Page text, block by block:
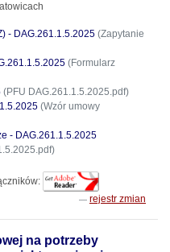
- DAG.261.1.5.2025 (Zapytanie
(Formularz
(PFU DAG.261.1.5.2025.pdf)
(Wzór umowy
- DAG.261.1.5.2025
rejestr zmian
na potrzeby